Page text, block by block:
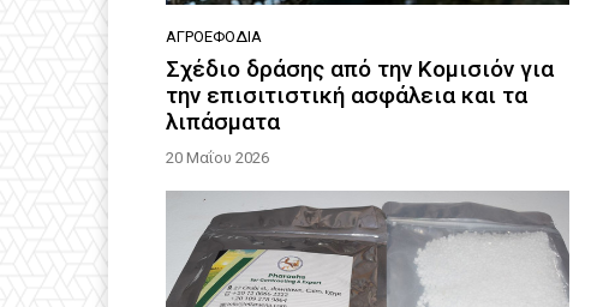
ΑΓΡΟΕΦΌΔΙΑ
Σχέδιο δράσης από την Κομισιόν για
την επισιτιστική ασφάλεια και τα
λιπάσματα
20 Μαΐου 2026